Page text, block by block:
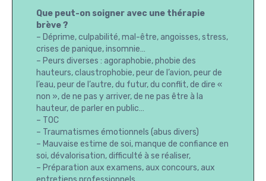
Que peut-on soigner avec une thérapie
brève ?
– Déprime, culpabilité, mal-être, angoisses, stress,
crises de panique, insomnie…
– Peurs diverses : agoraphobie, phobie des
hauteurs, claustrophobie, peur de l’avion, peur de
l’eau, peur de l’autre, du futur, du conflit, de dire «
non », de ne pas y arriver, de ne pas être à la
hauteur, de parler en public…
– TOC
– Traumatismes émotionnels (abus divers)
– Mauvaise estime de soi, manque de confiance en
soi, dévalorisation, difficulté à se réaliser,
– Préparation aux examens, aux concours, aux